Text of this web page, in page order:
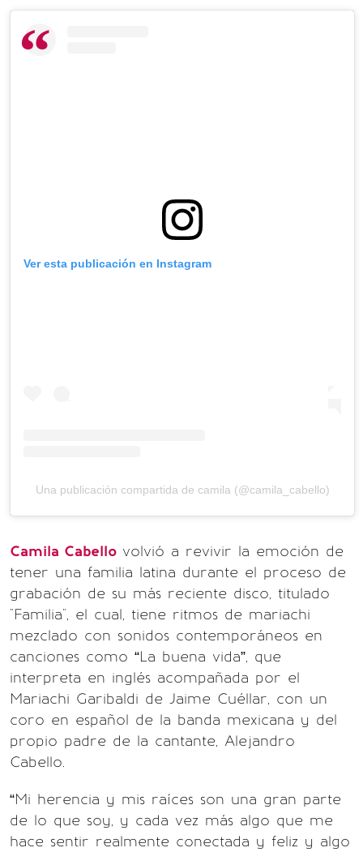
Ver esta publicación en Instagram
Una publicación compartida de camila (@camila_cabello)
Camila Cabello volvió a revivir la emoción de
tener una familia latina durante el proceso de
grabación de su más reciente disco, titulado
"Familia", el cual, tiene ritmos de mariachi
mezclado con sonidos contemporáneos en
canciones como “La buena vida”, que
interpreta en inglés acompañada por el
Mariachi Garibaldi de Jaime Cuéllar, con un
coro en español de la banda mexicana y del
propio padre de la cantante, Alejandro
Cabello.
“Mi herencia y mis raíces son una gran parte
de lo que soy, y cada vez más algo que me
hace sentir realmente conectada y feliz y algo